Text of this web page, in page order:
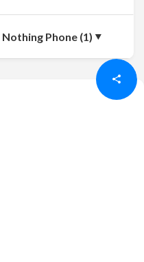
Udostępnij
Phone (1)